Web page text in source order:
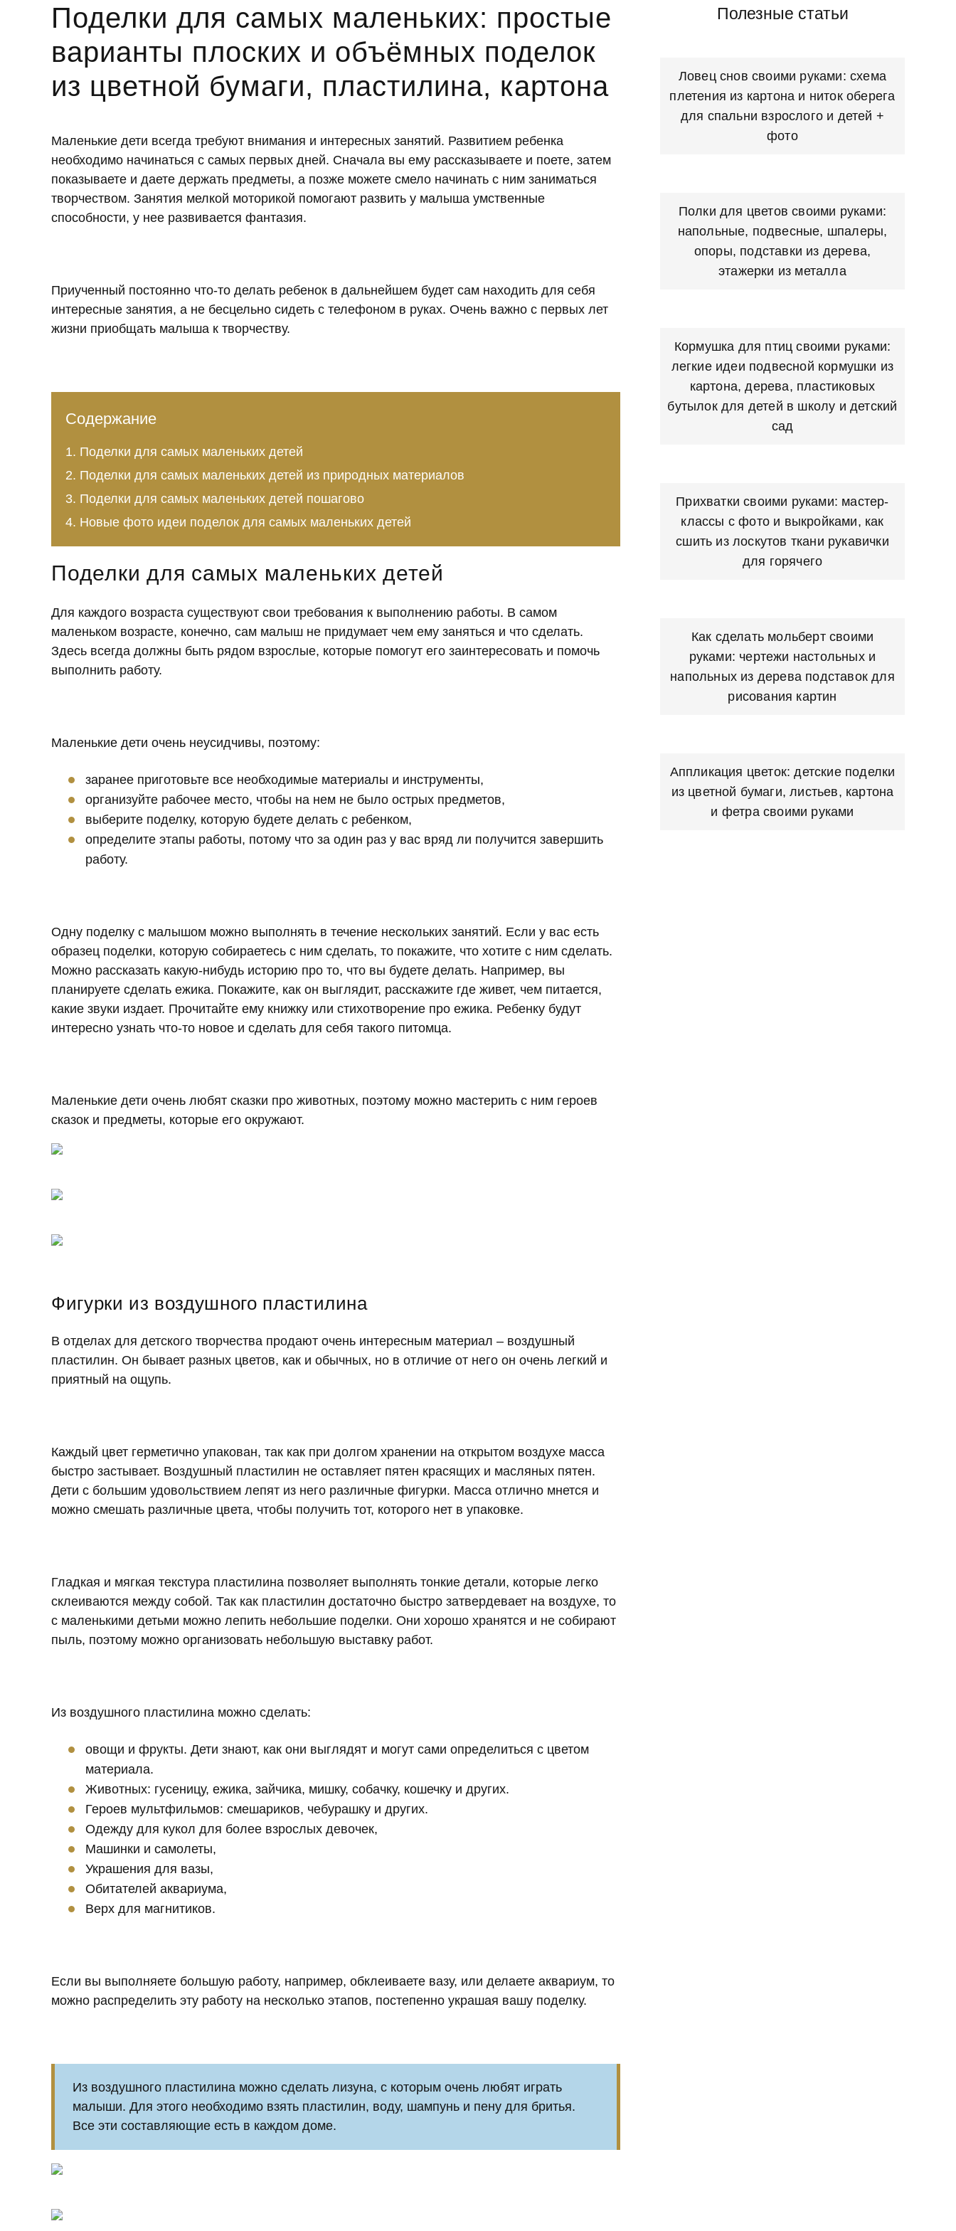
Поделки для самых маленьких: простые
варианты плоских и объёмных поделок
из цветной бумаги, пластилина, картона
Маленькие дети всегда требуют внимания и интересных занятий. Развитием ребенка
необходимо начинаться с самых первых дней. Сначала вы ему рассказываете и поете, затем
показываете и даете держать предметы, а позже можете смело начинать с ним заниматься
творчеством. Занятия мелкой моторикой помогают развить у малыша умственные
способности, у нее развивается фантазия.
Приученный постоянно что-то делать ребенок в дальнейшем будет сам находить для себя
интересные занятия, а не бесцельно сидеть с телефоном в руках. Очень важно с первых лет
жизни приобщать малыша к творчеству.
Содержание
Поделки для самых маленьких детей
Поделки для самых маленьких детей из природных материалов
Поделки для самых маленьких детей пошагово
Новые фото идеи поделок для самых маленьких детей
Поделки для самых маленьких детей
Для каждого возраста существуют свои требования к выполнению работы. В самом
маленьком возрасте, конечно, сам малыш не придумает чем ему заняться и что сделать.
Здесь всегда должны быть рядом взрослые, которые помогут его заинтересовать и помочь
выполнить работу.
Маленькие дети очень неусидчивы, поэтому:
заранее приготовьте все необходимые материалы и инструменты,
организуйте рабочее место, чтобы на нем не было острых предметов,
выберите поделку, которую будете делать с ребенком,
определите этапы работы, потому что за один раз у вас вряд ли получится завершить
работу.
Одну поделку с малышом можно выполнять в течение нескольких занятий. Если у вас есть
образец поделки, которую собираетесь с ним сделать, то покажите, что хотите с ним сделать.
Можно рассказать какую-нибудь историю про то, что вы будете делать. Например, вы
планируете сделать ежика. Покажите, как он выглядит, расскажите где живет, чем питается,
какие звуки издает. Прочитайте ему книжку или стихотворение про ежика. Ребенку будут
интересно узнать что-то новое и сделать для себя такого питомца.
Маленькие дети очень любят сказки про животных, поэтому можно мастерить с ним героев
сказок и предметы, которые его окружают.
Фигурки из воздушного пластилина
В отделах для детского творчества продают очень интересным материал – воздушный
пластилин. Он бывает разных цветов, как и обычных, но в отличие от него он очень легкий и
приятный на ощупь.
Каждый цвет герметично упакован, так как при долгом хранении на открытом воздухе масса
быстро застывает. Воздушный пластилин не оставляет пятен красящих и масляных пятен.
Дети с большим удовольствием лепят из него различные фигурки. Масса отлично мнется и
можно смешать различные цвета, чтобы получить тот, которого нет в упаковке.
Гладкая и мягкая текстура пластилина позволяет выполнять тонкие детали, которые легко
склеиваются между собой. Так как пластилин достаточно быстро затвердевает на воздухе, то
с маленькими детьми можно лепить небольшие поделки. Они хорошо хранятся и не собирают
пыль, поэтому можно организовать небольшую выставку работ.
Из воздушного пластилина можно сделать:
овощи и фрукты. Дети знают, как они выглядят и могут сами определиться с цветом
материала.
Животных: гусеницу, ежика, зайчика, мишку, собачку, кошечку и других.
Героев мультфильмов: смешариков, чебурашку и других.
Одежду для кукол для более взрослых девочек,
Машинки и самолеты,
Украшения для вазы,
Обитателей аквариума,
Верх для магнитиков.
Если вы выполняете большую работу, например, обклеиваете вазу, или делаете аквариум, то
можно распределить эту работу на несколько этапов, постепенно украшая вашу поделку.
Из воздушного пластилина можно сделать лизуна, с которым очень любят играть
малыши. Для этого необходимо взять пластилин, воду, шампунь и пену для бритья.
Все эти составляющие есть в каждом доме.
Полезные статьи
Ловец снов своими руками: схема
плетения из картона и ниток оберега
для спальни взрослого и детей +
фото
Полки для цветов своими руками:
напольные, подвесные, шпалеры,
опоры, подставки из дерева,
этажерки из металла
Кормушка для птиц своими руками:
легкие идеи подвесной кормушки из
картона, дерева, пластиковых
бутылок для детей в школу и детский
сад
Прихватки своими руками: мастер-
классы с фото и выкройками, как
сшить из лоскутов ткани рукавички
для горячего
Как сделать мольберт своими
руками: чертежи настольных и
напольных из дерева подставок для
рисования картин
Аппликация цветок: детские поделки
из цветной бумаги, листьев, картона
и фетра своими руками